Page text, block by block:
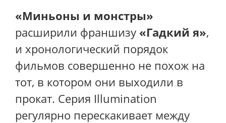
«Миньоны и монстры»
расширили франшизу «Гадкий я»,
и хронологический порядок
фильмов совершенно не похож на
тот, в котором они выходили в
прокат. Серия Illumination
регулярно перескакивает между